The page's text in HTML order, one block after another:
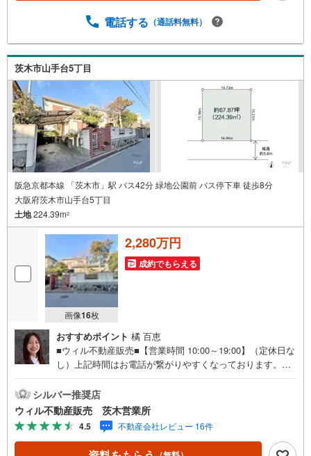
車での移動が便利な立地！茨木インターチェンジへのアク
での道のりは平坦です！◆コンビニやスーパー、ドラッグ
ストアなど買い物施設が徒歩圏内！周辺は飲食店も充実し
ています！◆畑田小学校徒歩7分、西中学校徒歩21分。◆周
辺は一戸建てや低層の集合住宅が立ち並ぶ住宅地です。東
証上場のウィルで安心取引！定休日無！キッズスペース
有！オンライン相談対応！平日特典！
電話する （通話料無料）
茨木市山手台5丁目
阪急京都本線 「茨木市」駅 バス42分 緑地公園前 バス停下車 徒歩8分
大阪府茨木市山手台5丁目
土地224.39m2
画像16枚
2,280万円
成約でもらえる
おすすめポイント 橘 百恵
■ウィル不動産販売■【営業時間 10:00～19:00】（定休日な
し）上記時間はお電話が繋がりやすくなっております。ぜ
内・現地を見学する（無料）」ボタンよりご希望の日時を
ご記入いただけますとスムーズにご案内が可能です。◆敷
地面積約67.3坪！◆南付け道路につき採光良好！◆建築条
件のない土地なので、お好きなハウスメーカー、工務店で
ご建築いただけます！◆周辺は戸建てが並ぶ静かな住宅地
シルバー推奨店
ウィル不動産販売 茨木営業所
4.5 不動産会社レビュー 16件